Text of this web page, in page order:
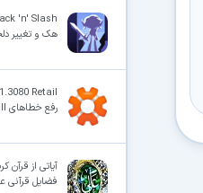
'n' Slash
هک و تغییر
Retail
رفع خطاهای Dll
آیاتی از قرآن
فضایل قرآنی